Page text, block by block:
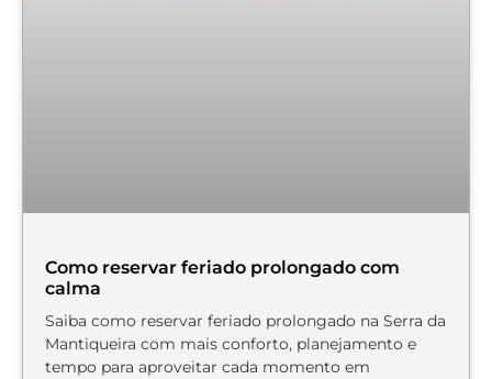
Como reservar feriado prolongado com
calma
Saiba como reservar feriado prolongado na Serra da
Mantiqueira com mais conforto, planejamento e
tempo para aproveitar cada momento em